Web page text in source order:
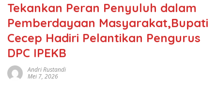
Tekankan Peran Penyuluh dalam
Pemberdayaan Masyarakat,Bupati
Cecep Hadiri Pelantikan Pengurus
DPC IPEKB
Andri Rustandi
Mei 7, 2026